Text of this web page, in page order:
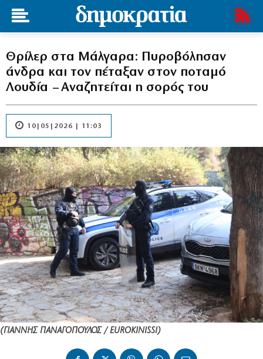
Θρίλερ στα Μάλγαρα: Πυροβόλησαν
άνδρα και τον πέταξαν στον ποταμό
Λουδία – Αναζητείται η σορός του
10|05|2026 | 11:03
(ΓΙΑΝΝΗΣ ΠΑΝΑΓΟΠΟΥΛΟΣ / EUROKINISSI)